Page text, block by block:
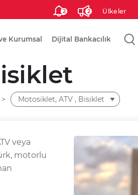
2 2 Ülkeler
Kurumsal Dijital Bankacılık
Motosiklet, ATV , Bisiklet
veya
motorlu